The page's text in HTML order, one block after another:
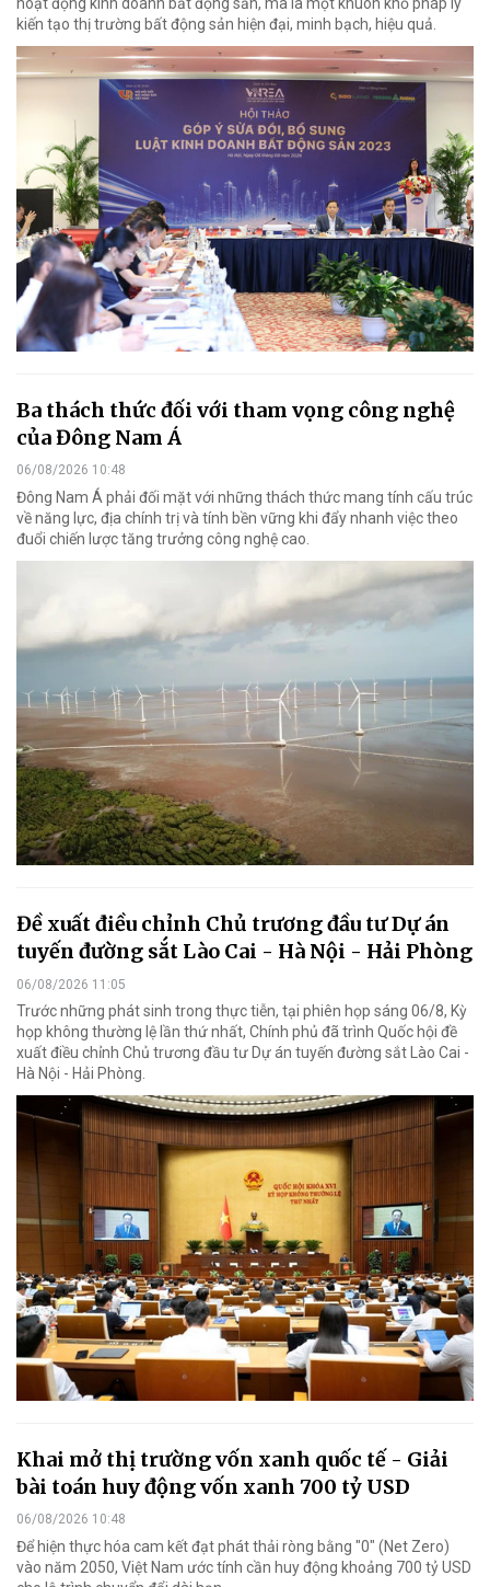
kiến tạo thị trường bất động sản hiện đại, minh bạch, hiệu quả.
Ba thách thức đối với tham vọng công nghệ
của Đông Nam Á
06/08/2026 10:48
Đông Nam Á phải đối mặt với những thách thức mang tính cấu trúc
về năng lực, địa chính trị và tính bền vững khi đẩy nhanh việc theo
đuổi chiến lược tăng trưởng công nghệ cao.
Đề xuất điều chỉnh Chủ trương đầu tư Dự án
tuyến đường sắt Lào Cai - Hà Nội - Hải Phòng
06/08/2026 11:05
Trước những phát sinh trong thực tiễn, tại phiên họp sáng 06/8, Kỳ
họp không thường lệ lần thứ nhất, Chính phủ đã trình Quốc hội đề
xuất điều chỉnh Chủ trương đầu tư Dự án tuyến đường sắt Lào Cai -
Hà Nội - Hải Phòng.
Khai mở thị trường vốn xanh quốc tế - Giải
bài toán huy động vốn xanh 700 tỷ USD
06/08/2026 10:48
Để hiện thực hóa cam kết đạt phát thải ròng bằng "0" (Net Zero)
vào năm 2050, Việt Nam ước tính cần huy động khoảng 700 tỷ USD